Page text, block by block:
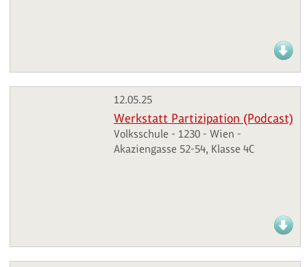
12.05.25
Werkstatt Partizipation (Podcast)
Volksschule - 1230 - Wien -
Akaziengasse 52-54, Klasse 4C